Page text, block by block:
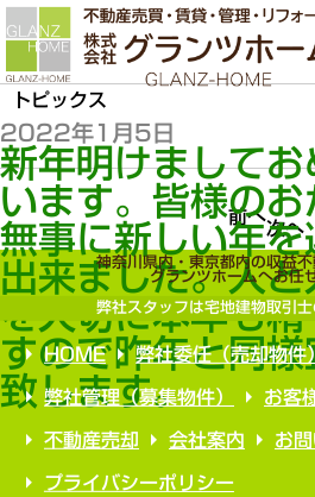
トピックス
2022年1月5日
新年明けまして
います。皆様の
無事に新しい年
出来ました。人
を大切に本年も精
すので昨年と同
致します。
前へ
次へ
神奈川県内・東京都内の収益
グランツホームへお任
弊社スタッフは宅地建物取引
HOME 弊社委任（売却物件
弊社管理（募集物件） お客
不動産売却 会社案内 お
プライバシーポリシー